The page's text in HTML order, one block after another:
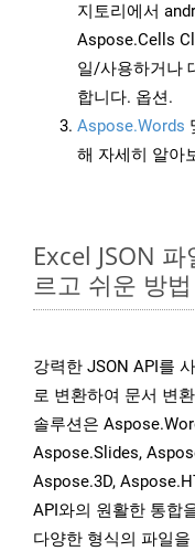
지토리에서
Aspose.Cells
일/사용하거나
합니다. 옵션.
Aspose.Words
해 자세히 알아
Excel JSON
르고 쉬운 방법
강력한 JSON API를
로 변환하여 문서 변
솔루션은
Aspose.Slides,
Aspose.3D,
API와의 원활한 통합
다양한 형식의 파일